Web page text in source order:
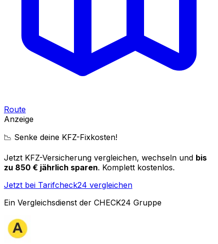
Route
Anzeige
📉 Senke deine KFZ-Fixkosten!
Jetzt KFZ-Versicherung vergleichen, wechseln und bis
zu 850 € jährlich sparen. Komplett kostenlos.
Jetzt bei Tarifcheck24 vergleichen
Ein Vergleichsdienst der CHECK24 Gruppe